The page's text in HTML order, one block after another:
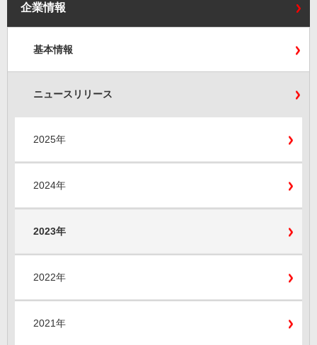
企業情報
基本情報
ニュースリリース
2025年
2024年
2023年
2022年
2021年